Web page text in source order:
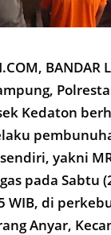
BANDAR
Kedaton
yakni
pada Sabtu
WIB, di
Anyar,